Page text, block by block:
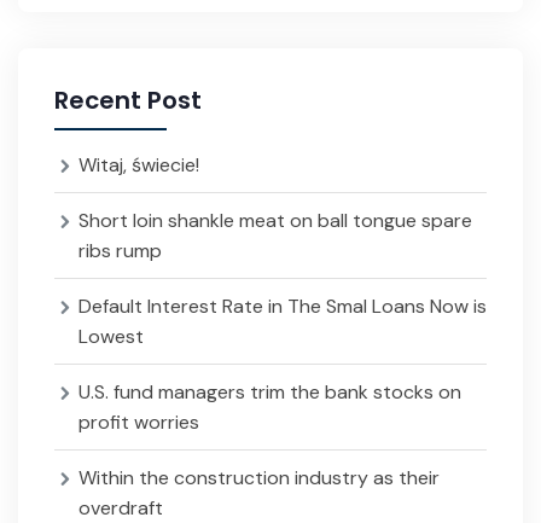
Recent Post
Witaj, świecie!
Short loin shankle meat on ball tongue spare
ribs rump
Default Interest Rate in The Smal Loans Now is
Lowest
U.S. fund managers trim the bank stocks on
profit worries
Within the construction industry as their
overdraft